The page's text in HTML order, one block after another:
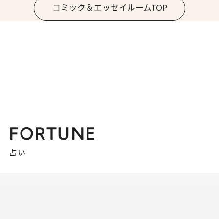
コミック＆エッセイルームTOP
FORTUNE
占い